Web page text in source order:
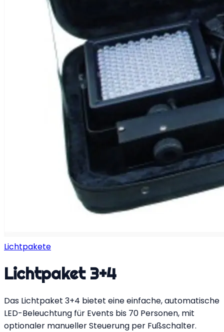
Lichtpakete
Lichtpaket 3+4
Das Lichtpaket 3+4 bietet eine einfache, automatische
LED-Beleuchtung für Events bis 70 Personen, mit
optionaler manueller Steuerung per Fußschalter.